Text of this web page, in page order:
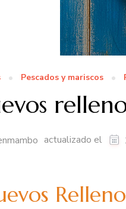
Pescados y mariscos
actualizado el